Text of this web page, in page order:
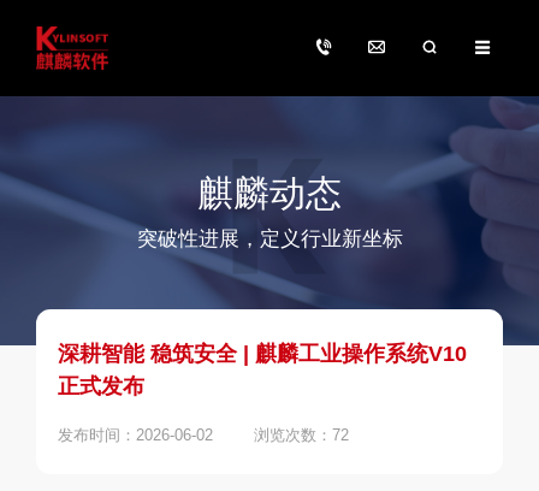
麒麟动态
突破性进展，定义行业新坐标
深耕智能 稳筑安全 | 麒麟工业操作系统V10
正式发布
发布时间：2026-06-02 浏览次数：72